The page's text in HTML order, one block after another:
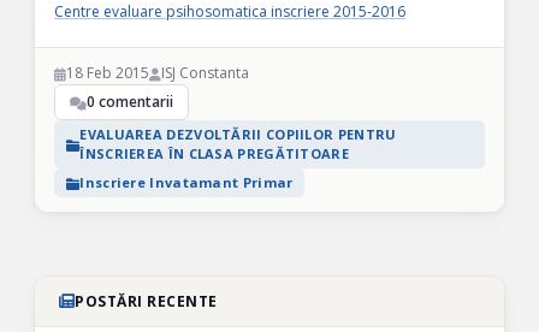
Centre evaluare psihosomatica inscriere 2015-2016
18 Feb 2015
ISJ Constanta
0 comentarii
EVALUAREA DEZVOLTĂRII COPIILOR PENTRU
ÎNSCRIEREA ÎN CLASA PREGĂTITOARE
Inscriere Invatamant Primar
POSTĂRI RECENTE